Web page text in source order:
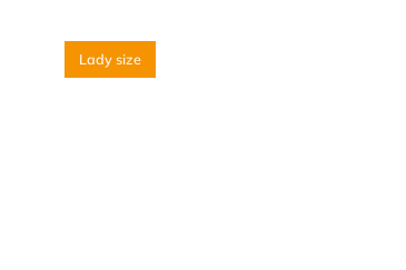
Lady size